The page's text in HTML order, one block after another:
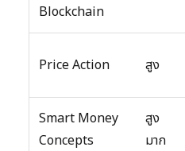
Blockchain
Price Action สูง
Smart Money
Concepts
สูง
มาก